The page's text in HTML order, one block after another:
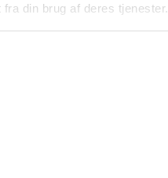
din brug af deres tjenester.
til